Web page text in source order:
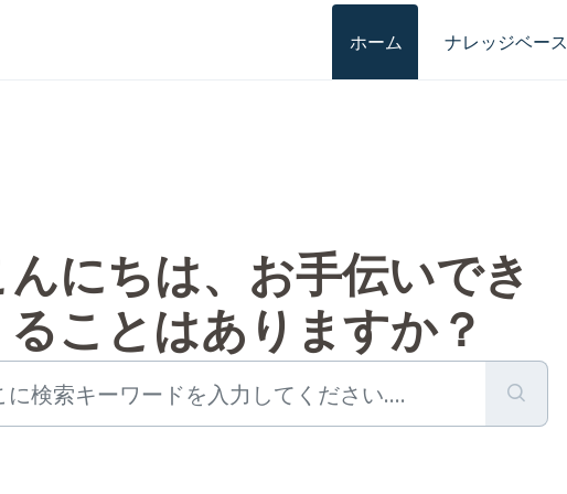
ホーム ナレッジベース
んにちは、お手伝いでき
ることはありますか？